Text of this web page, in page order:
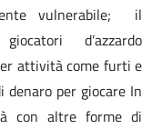
vulnerabile; il
d’azzardo
attività come furti e
per giocare In
con altre forme di